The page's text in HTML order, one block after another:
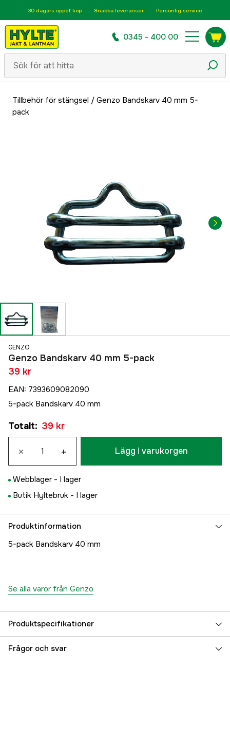
30 dagars öppet köp Snabba leveranser Personlig service
0345 - 400 00
Tillbehör för stängsel / Genzo Bandskarv 40 mm 5-
pack
GENZO
Genzo Bandskarv 40 mm 5-pack
39 kr
EAN: 7393609082090
5-pack Bandskarv 40 mm
Totalt: 39 kr
× + Lägg i varukorgen
Webblager - I lager
Butik Hyltebruk - I lager
Produktinformation
5-pack Bandskarv 40 mm
Se alla varor från Genzo
Produktspecifikationer
Referensnummer 3000005854
Frågor och svar